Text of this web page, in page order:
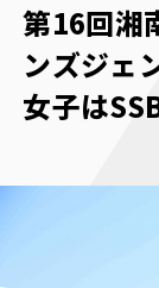
第16回湘
ンズジェ
女子は